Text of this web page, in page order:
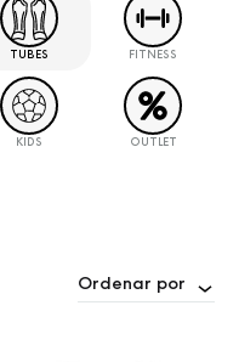
Ordenar por
TUBES FITNESS
KIDS OUTLET